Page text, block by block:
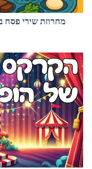
מחרוזת שירי פסח